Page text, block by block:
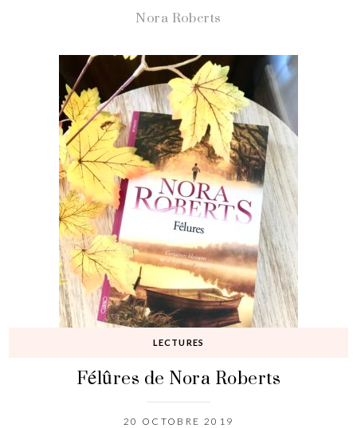
Nora Roberts
LECTURES
Félûres de Nora Roberts
20 OCTOBRE 2019